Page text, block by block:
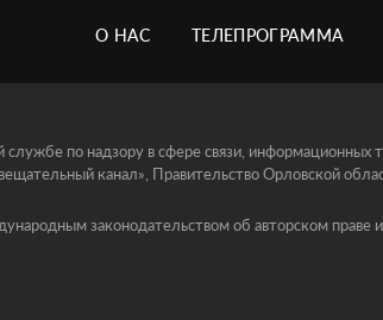
О НАС ТЕЛЕПРОГРАММА
по надзору в сфере связи, информационных
канал», Правительство Орловской
законодательством об авторском праве